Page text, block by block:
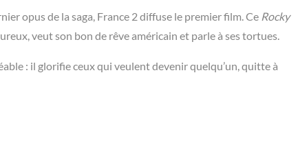
opus de la saga, France 2 diffuse le premier film. Ce Rocky
veut son bon de rêve américain et parle à ses tortues.
: il glorifie ceux qui veulent devenir quelqu’un, quitte à